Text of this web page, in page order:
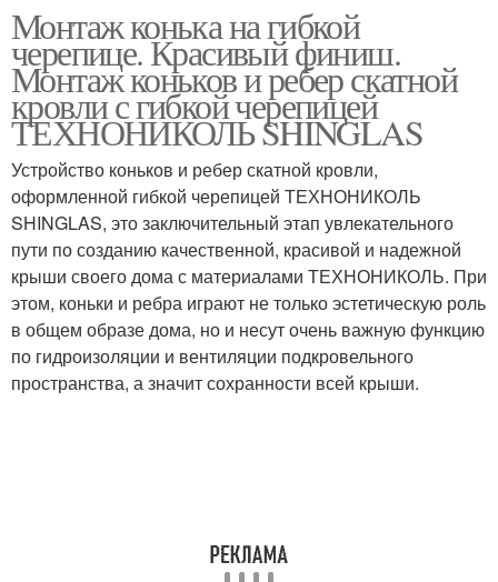
Монтаж конька на гибкой
черепице. Красивый финиш.
Монтаж коньков и ребер скатной
кровли с гибкой черепицей
ТЕХНОНИКОЛЬ SHINGLAS
Устройство коньков и ребер скатной кровли,
оформленной гибкой черепицей ТЕХНОНИКОЛЬ
SHINGLAS, это заключительный этап увлекательного
пути по созданию качественной, красивой и надежной
крыши своего дома с материалами ТЕХНОНИКОЛЬ. При
этом, коньки и ребра играют не только эстетическую роль
в общем образе дома, но и несут очень важную функцию
по гидроизоляции и вентиляции подкровельного
пространства, а значит сохранности всей крыши.